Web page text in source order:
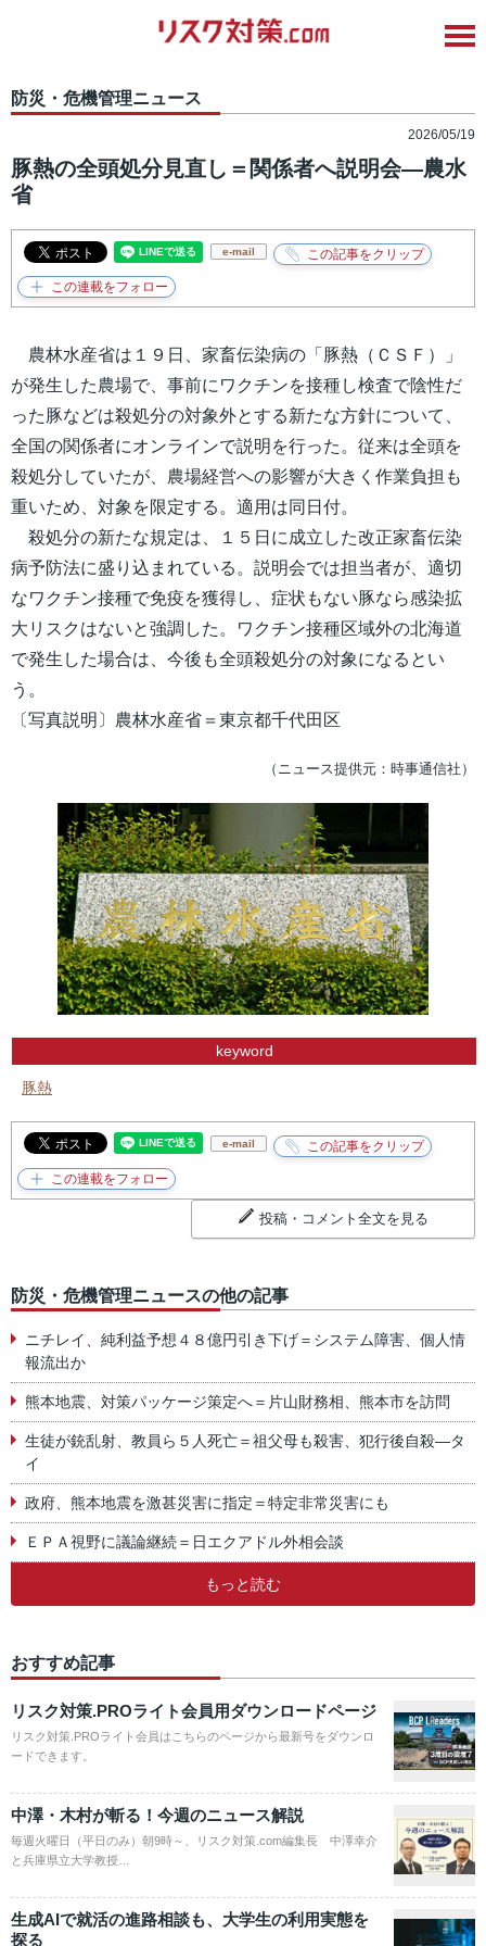
防災・危機管理ニュース
2026/05/19
豚熱の全頭処分見直し＝関係者へ説明会―農水
省
e-mail
農林水産省は１９日、家畜伝染病の「豚熱（ＣＳＦ）」
が発生した農場で、事前にワクチンを接種し検査で陰性だ
った豚などは殺処分の対象外とする新たな方針について、
全国の関係者にオンラインで説明を行った。従来は全頭を
殺処分していたが、農場経営への影響が大きく作業負担も
重いため、対象を限定する。適用は同日付。
殺処分の新たな規定は、１５日に成立した改正家畜伝染
病予防法に盛り込まれている。説明会では担当者が、適切
なワクチン接種で免疫を獲得し、症状もない豚なら感染拡
大リスクはないと強調した。ワクチン接種区域外の北海道
で発生した場合は、今後も全頭殺処分の対象になるとい
う。
〔写真説明〕農林水産省＝東京都千代田区
（ニュース提供元：時事通信社）
keyword
豚熱
e-mail
投稿・コメント全文を見る
防災・危機管理ニュースの他の記事
ニチレイ、純利益予想４８億円引き下げ＝システム障害、個人情
報流出か
熊本地震、対策パッケージ策定へ＝片山財務相、熊本市を訪問
生徒が銃乱射、教員ら５人死亡＝祖父母も殺害、犯行後自殺―タ
イ
政府、熊本地震を激甚災害に指定＝特定非常災害にも
ＥＰＡ視野に議論継続＝日エクアドル外相会談
もっと読む
おすすめ記事
リスク対策.PROライト会員用ダウンロードページ
リスク対策.PROライト会員はこちらのページから最新号をダウンロ
ードできます。
中澤・木村が斬る！今週のニュース解説
毎週火曜日（平日のみ）朝9時～、リスク対策.com編集長 中澤幸介
と兵庫県立大学教授…
生成AIで就活の進路相談も、大学生の利用実態を
探る